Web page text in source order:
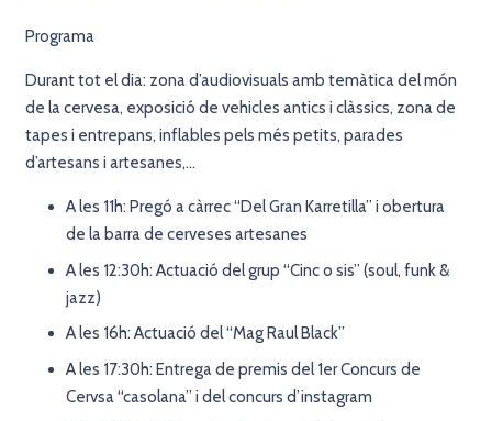
Programa
Durant tot el dia: zona d’audiovisuals amb temàtica del món
de la cervesa, exposició de vehicles antics i clàssics, zona de
tapes i entrepans, inflables pels més petits, parades
d’artesans i artesanes,…
A les 11h: Pregó a càrrec “Del Gran Karretilla” i obertura
de la barra de cerveses artesanes
A les 12:30h: Actuació del grup “Cinc o sis” (soul, funk &
jazz)
A les 16h: Actuació del “Mag Raul Black”
A les 17:30h: Entrega de premis del 1er Concurs de
Cervsa “casolana” i del concurs d’instagram